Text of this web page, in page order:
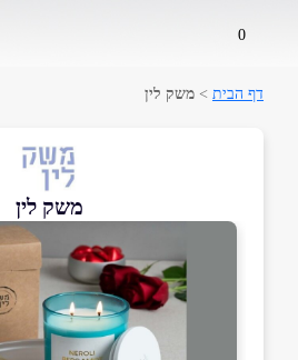
0
דף הבית > משק לין
משק לין